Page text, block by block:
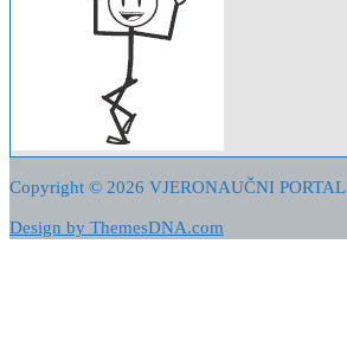
Copyright © 2026 VJERONAUČNI PORTAL
Design by ThemesDNA.com